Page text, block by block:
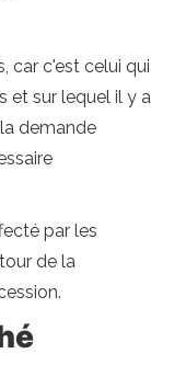
car c'est celui qui
et sur lequel il y a
demande
par les
de la